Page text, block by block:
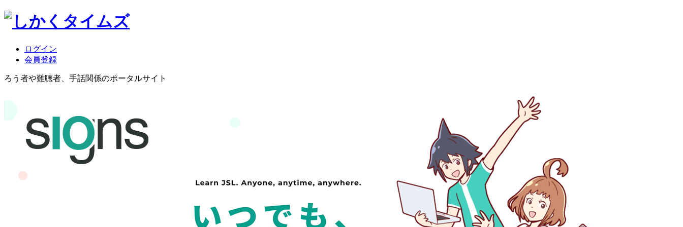
ログイン
会員登録
ろう者や難聴者、手話関係のポータルサイト